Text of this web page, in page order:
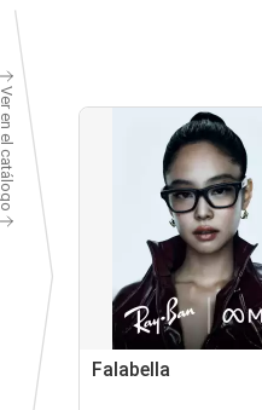
Ver en el catálogo
Falabella